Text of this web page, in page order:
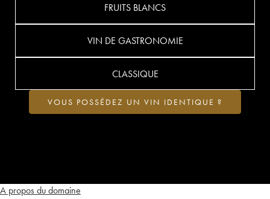
A propos du domaine
FRUITS BLANCS
VIN DE GASTRONOMIE
CLASSIQUE
VOUS POSSÉDEZ UN VIN IDENTIQUE ?